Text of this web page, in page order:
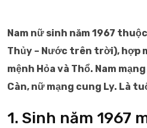
Nam nữ sinh năm 1967
Thủy – Nước trên trời), hợp
mệnh Hỏa và Thổ. Nam
Càn, nữ mạng cung Ly. Là
1. Sinh năm 1967